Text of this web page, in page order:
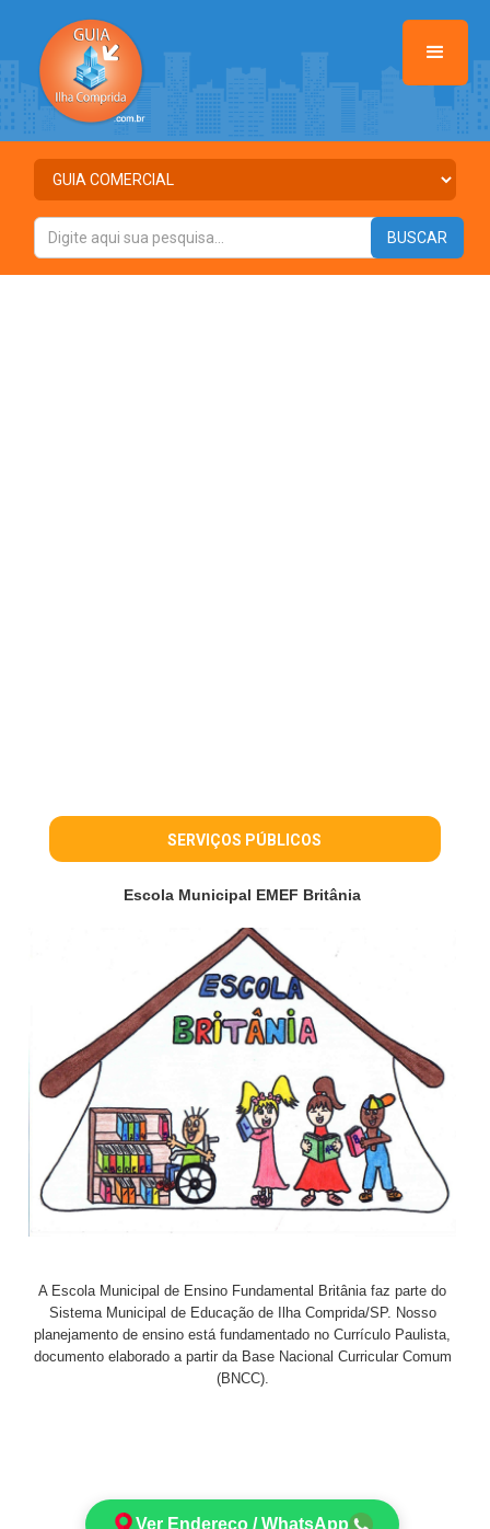
SERVIÇOS PÚBLICOS
Escola Municipal EMEF Britânia
A Escola Municipal de Ensino Fundamental Britânia faz parte do
Sistema Municipal de Educação de Ilha Comprida/SP. Nosso
planejamento de ensino está fundamentado no Currículo Paulista,
documento elaborado a partir da Base Nacional Curricular Comum
(BNCC).
Ver Endereço / WhatsApp